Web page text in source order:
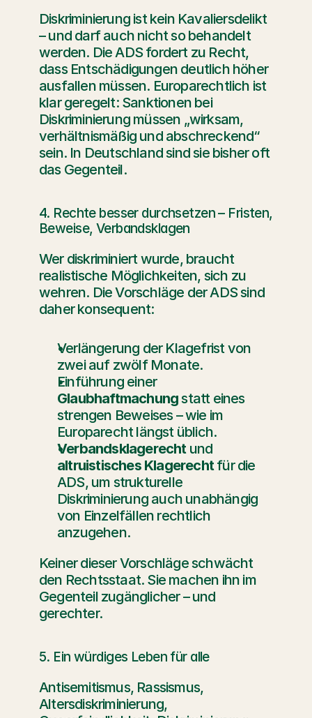
Diskriminierung ist kein Kavaliersdelikt
– und darf auch nicht so behandelt
werden. Die ADS fordert zu Recht,
dass Entschädigungen deutlich höher
ausfallen müssen. Europarechtlich ist
klar geregelt: Sanktionen bei
Diskriminierung müssen „wirksam,
verhältnismäßig und abschreckend“
sein. In Deutschland sind sie bisher oft
das Gegenteil.
4. Rechte besser durchsetzen – Fristen,
Beweise, Verbandsklagen
Wer diskriminiert wurde, braucht
realistische Möglichkeiten, sich zu
wehren. Die Vorschläge der ADS sind
daher konsequent:
Verlängerung der Klagefrist von
zwei auf zwölf Monate.
Einführung einer
Glaubhaftmachung statt eines
strengen Beweises – wie im
Europarecht längst üblich.
Verbandsklagerecht
altruistisches Klagerecht für die
ADS, um strukturelle
Diskriminierung auch unabhängig
von Einzelfällen rechtlich
anzugehen.
Keiner dieser Vorschläge schwächt
den Rechtsstaat. Sie machen ihn im
Gegenteil zugänglicher – und
gerechter.
5. Ein würdiges Leben für alle
Antisemitismus, Rassismus,
Altersdiskriminierung,